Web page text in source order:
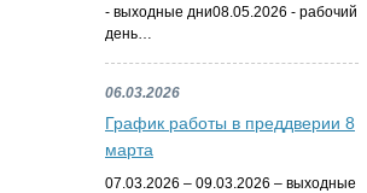
- выходные дни08.05.2026 - рабочий
день…
06.03.2026
График работы в преддверии 8
марта
07.03.2026 – 09.03.2026 – выходные